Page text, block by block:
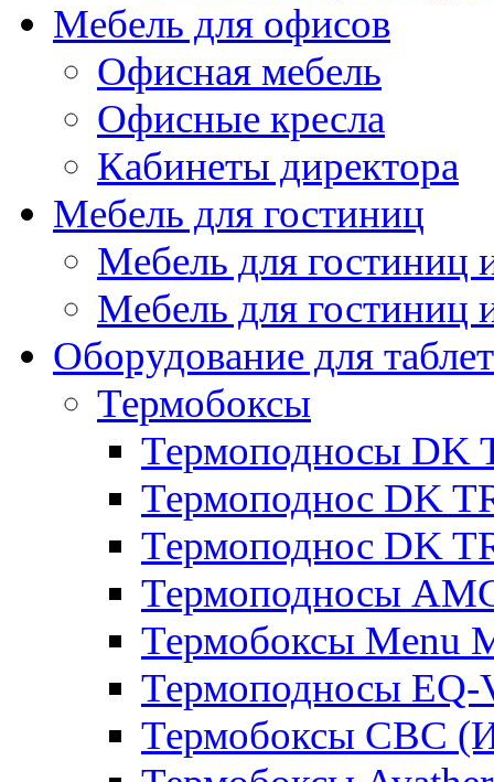
Мебель для офисов
Офисная мебель
Офисные кресла
Кабинеты директора
Мебель для гостиниц
Мебель для
Мебель для гостиниц
Оборудование для
Термобоксы
Термоподносы DK
Термоподнос DK
Термоподнос DK
Термоподносы
Термобоксы Menu
Термоподносы EQ-
Термобоксы CBC